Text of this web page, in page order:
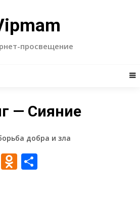
просвещение
— Сияние
добра и зла
Odnoklassniki
Отправить